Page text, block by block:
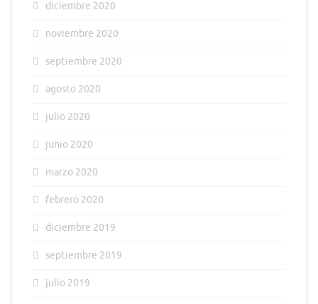
diciembre 2020
noviembre 2020
septiembre 2020
agosto 2020
julio 2020
junio 2020
marzo 2020
febrero 2020
diciembre 2019
septiembre 2019
julio 2019